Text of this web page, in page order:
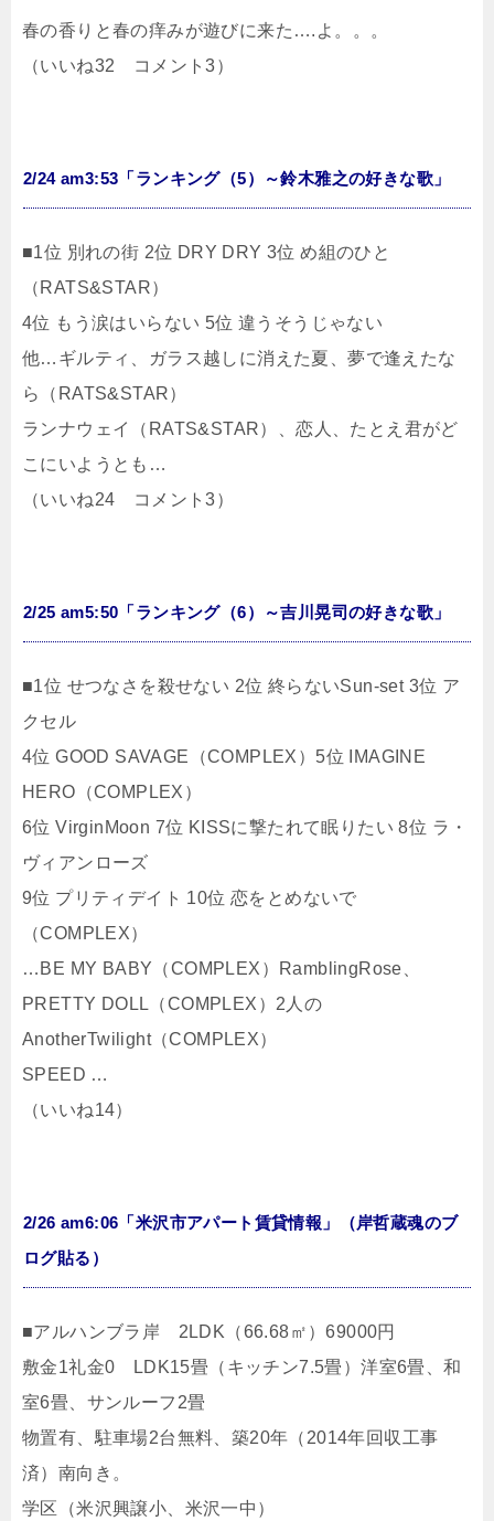
春の香りと春の痒みが遊びに来た….よ。。。
（いいね32 コメント3）
2/24 am3:53「ランキング（5）～鈴木雅之の好きな歌」
■1位 別れの街 2位 DRY DRY 3位 め組のひと
（RATS&STAR）
4位 もう涙はいらない 5位 違うそうじゃない
他…ギルティ、ガラス越しに消えた夏、夢で逢えたな
ら（RATS&STAR）
ランナウェイ（RATS&STAR）、恋人、たとえ君がど
こにいようとも…
（いいね24 コメント3）
2/25 am5:50「ランキング（6）～吉川晃司の好きな歌」
■1位 せつなさを殺せない 2位 終らないSun-set 3位 ア
クセル
4位 GOOD SAVAGE（COMPLEX）5位 IMAGINE
HERO（COMPLEX）
6位 VirginMoon 7位 KISSに撃たれて眠りたい 8位 ラ・
ヴィアンローズ
9位 プリティデイト 10位 恋をとめないで
（COMPLEX）
…BE MY BABY（COMPLEX）RamblingRose、
PRETTY DOLL（COMPLEX）2人の
AnotherTwilight（COMPLEX）
SPEED …
（いいね14）
2/26 am6:06「米沢市アパート賃貸情報」（岸哲蔵魂のブ
ログ貼る）
■アルハンブラ岸 2LDK（66.68㎡）69000円
敷金1礼金0 LDK15畳（キッチン7.5畳）洋室6畳、和
室6畳、サンルーフ2畳
物置有、駐車場2台無料、築20年（2014年回収工事
済）南向き。
学区（米沢興譲小、米沢一中）